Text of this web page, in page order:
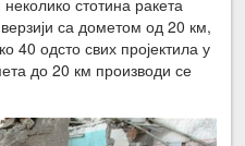
са дометом од 20 км,
40 одсто свих пројектила у
до 20 км производи се